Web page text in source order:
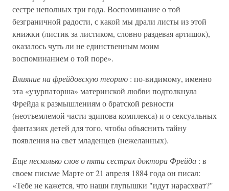
сестре неполных три года. Воспоминание о той
безграничной радости, с какой мы драли листы из этой
книжки (листик за листиком, словно раздевая артишок),
оказалось чуть ли не единственным моим
воспоминанием о той поре».
Влияние на фрейдовскую теорию : по-видимому, именно
эта «узурпаторша» материнской любви подтолкнула
Фрейда к размышлениям о братской ревности
(неотъемлемой части эдипова комплекса) и о сексуальных
фантазиях детей для того, чтобы объяснить тайну
появления на свет младенцев (нежеланных).
Еще несколько слов о пяти сестрах доктора Фрейда : в
своем письме Марте от 21 апреля 1884 года он писал:
«Тебе не кажется, что наши глупышки "идут нарасхват?"